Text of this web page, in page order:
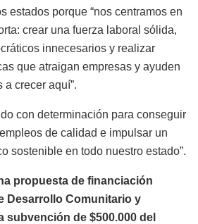
estados porque “nos centramos en
crear una fuerza laboral sólida,
innecesarios y realizar
que atraigan empresas y ayuden
crecer aquí”.
con determinación para conseguir
de calidad e impulsar un
sostenible en todo nuestro estado”.
propuesta de financiación
Desarrollo Comunitario y
subvención de $500.000 del